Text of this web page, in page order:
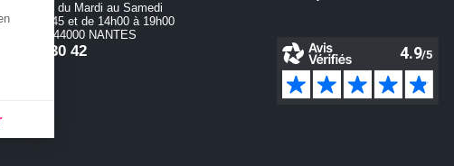
ouvert du Mardi au Samedi
à 12h45 et de 14h00 à 19h00
Baco - 44000 NANTES
40 35 30 42